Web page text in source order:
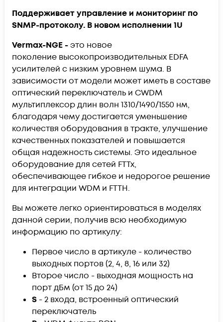
Поддерживает управление и мониторинг по
SNMP-протоколу. В новом исполнении 1U
Vermax-NGE -это новое
поколение высокопроизводительных EDFA
усилителей с низким уровнем шума. В
зависимости от модели может иметь в составе
оптический переключатель и CWDM
мультиплексор длин волн 1310/1490/1550 нм,
благодаря чему достигается уменьшение
количествя оборудования в тракте, улучшение
качественных показателей и повышается
общая надежность системы. Это идеальное
оборудование для сетей FTTx,
обеспечивающее гибкое и недорогое решение
для интеграции WDM и FTTH.
Вы можете легко ориентироваться в моделях
данной серии, получив всю необходимую
информацию по артикулу:
Первое число в артикуле - количество
выходных портов (2, 4, 8, 16 или 32)
Второе число - выходная мощность на
порт дБм (от 15 до 24)
S - 2 входа, встроенный оптический
переключатель